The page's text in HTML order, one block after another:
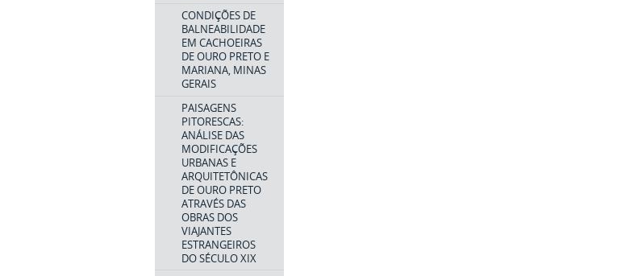
CONDIÇÕES DE
BALNEABILIDADE
EM CACHOEIRAS
DE OURO PRETO E
MARIANA, MINAS
GERAIS
PAISAGENS
PITORESCAS:
ANÁLISE DAS
MODIFICAÇÕES
URBANAS E
ARQUITETÔNICAS
DE OURO PRETO
ATRAVÉS DAS
OBRAS DOS
VIAJANTES
ESTRANGEIROS
DO SÉCULO XIX